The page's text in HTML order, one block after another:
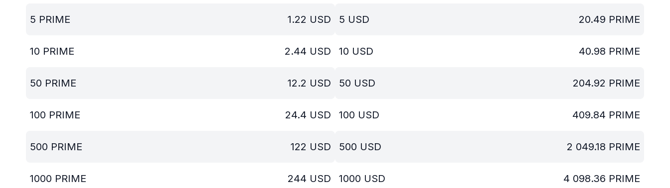
5 PRIME 1.22 USD
10 PRIME 2.44 USD
50 PRIME 12.2 USD
100 PRIME 24.4 USD
500 PRIME 122 USD
1000 PRIME 244 USD
5 USD 20.49 PRIME
10 USD 40.98 PRIME
50 USD 204.92 PRIME
100 USD 409.84 PRIME
500 USD 2 049.18 PRIME
1000 USD 4 098.36 PRIME